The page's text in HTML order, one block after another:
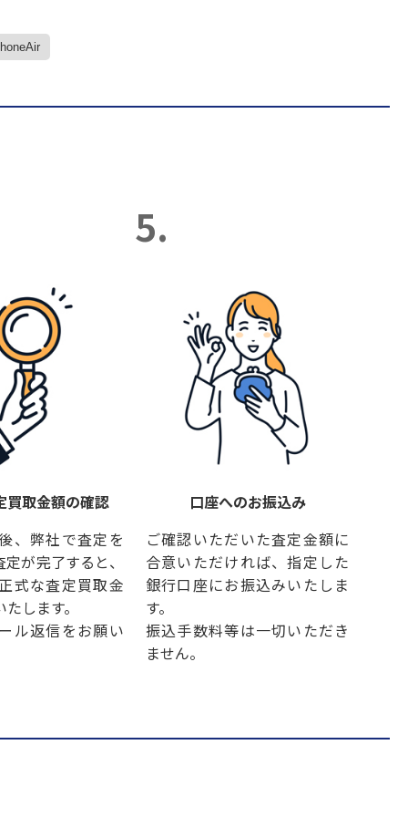
買取金額の確認
、弊社で査定を
が完了すると、
式な査定買取金
します。
ル返信をお願い
5.
口座へのお振込み
ご確認いただいた査定金額に
合意いただければ、指定した
銀行口座にお振込みいたしま
す。
振込手数料等は一切いただき
ません。